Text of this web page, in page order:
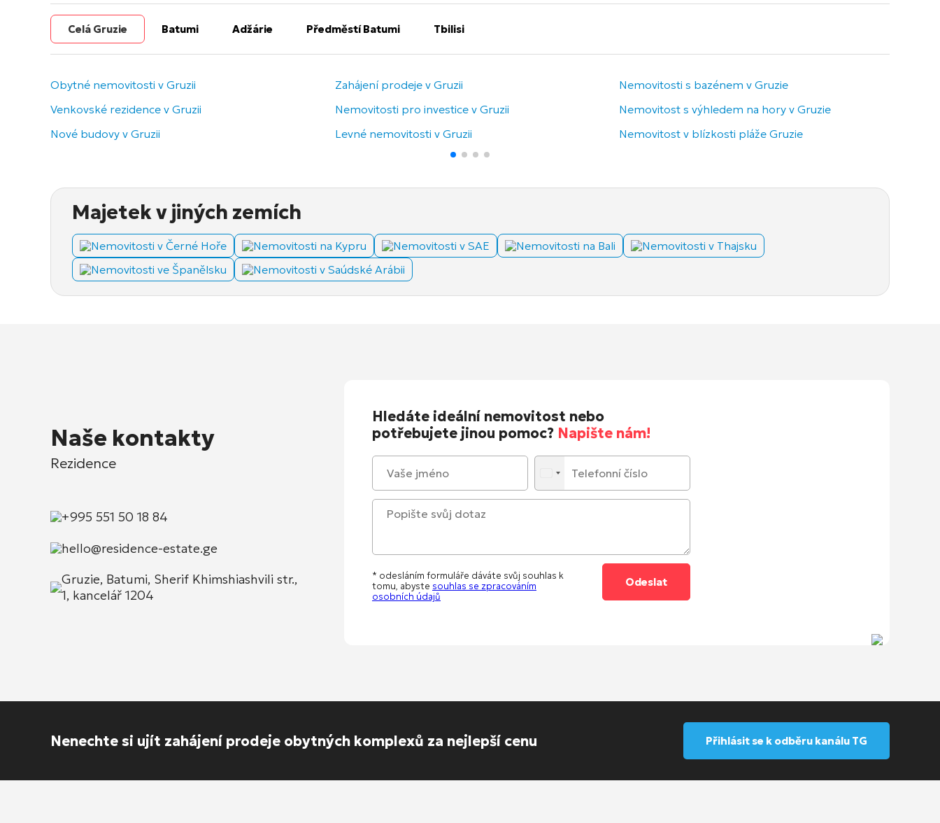
Celá Gruzie Batumi Adžárie Předměstí Batumi Tbilisi
Obytné nemovitosti v Gruzii
Venkovské rezidence v Gruzii
Nové budovy v Gruzii
Zahájení prodeje v Gruzii
Nemovitosti pro investice v Gruzii
Levné nemovitosti v Gruzii
Nemovitosti s bazénem v Gruzie
Nemovitost s výhledem na hory v Gruzie
Nemovitost v blízkosti pláže Gruzie
Majetek v jiných zemích
Nemovitosti v Černé Hoře Nemovitosti na Kypru Nemovitosti v SAE Nemovitosti na Bali
Nemovitosti v Thajsku
Nemovitosti ve Španělsku
Nemovitosti v Saúdské Arábii
Naše kontakty
Rezidence
+995 551 50 18 84
hello@residence-estate.ge
Gruzie, Batumi, Sherif Khimshiashvili str.,
1, kancelář 1204
Hledáte ideální nemovitost nebo
potřebujete jinou pomoc? Napište nám!
* odesláním formuláře dáváte svůj souhlas k
tomu, abyste souhlas se zpracováním
osobních údajů
Nenechte si ujít zahájení prodeje obytných komplexů za nejlepší cenu Přihlásit se k odběru kanálu TG